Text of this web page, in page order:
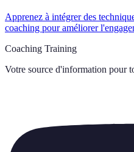
Apprenez à intégrer des
coaching pour améliorer
Coaching Training
Votre source d'information pour